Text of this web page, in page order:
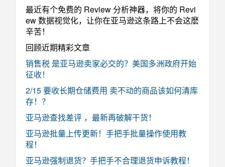
最近有个免费的 Review 分析神器，将你的 Revi
ew 数据视觉化，让你在亚马逊这条路上不会这麽
辛苦！
回顾近期精彩文章
销售税 是亚马逊卖家必交的？美国多洲政府开始
征收！
2/15 要收长期仓储费用 卖不动的商品该如何清库
存！？
亚马逊查找差评 ，最新再破解干货！
亚马逊批量上传更新！手把手批量操作使用教
程！
亚马逊强制退货？手把手不合理退货申诉教程！